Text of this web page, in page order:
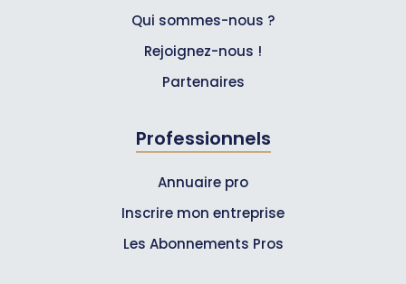
Qui sommes-nous ?
Rejoignez-nous !
Partenaires
Professionnels
Annuaire pro
Inscrire mon entreprise
Les Abonnements Pros